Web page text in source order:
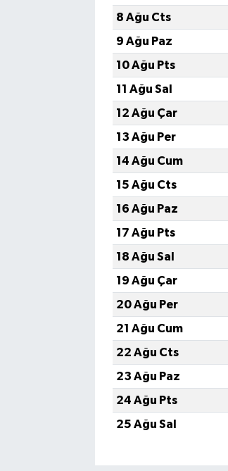
8 Ağu Cts
9 Ağu Paz
10 Ağu Pts
11 Ağu Sal
12 Ağu Çar
13 Ağu Per
14 Ağu Cum
15 Ağu Cts
16 Ağu Paz
17 Ağu Pts
18 Ağu Sal
19 Ağu Çar
20 Ağu Per
21 Ağu Cum
22 Ağu Cts
23 Ağu Paz
24 Ağu Pts
25 Ağu Sal